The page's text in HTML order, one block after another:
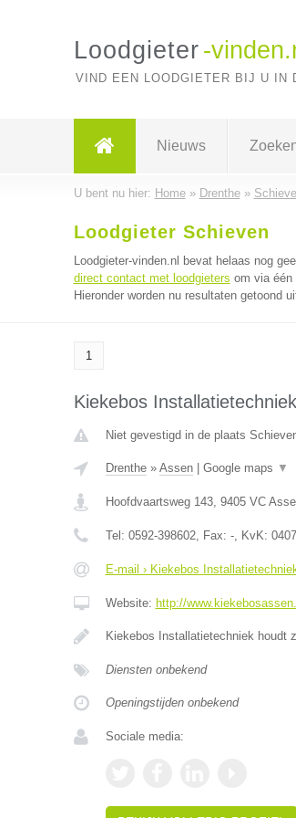
Loodgieter -
VIND EEN LOODGIETER BIJ U IN
Nieuws
U bent nu hier: Home» Drenthe»
Loodgieter Schieven
Loodgieter-vinden.nl bevat helaas nog
direct contact met loodgieters om via één
Hieronder worden nu resultaten getoond
1
Kiekebos Installatietechniek
Niet gevestigd in de plaats
Drenthe» Assen| Google maps ▼
Hoofdvaartsweg 143, 9405 VC
Tel: 0592-398602, Fax: -, KvK:
E-mail › Kiekebos
Website: http://
Kiekebos Installatietechniek houdt
Diensten onbekend
Openingstijden onbekend
Sociale media: